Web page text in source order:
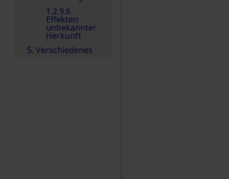
1.2.9.6
Effekten
unbekannter
Herkunft
5. Verschiedenes